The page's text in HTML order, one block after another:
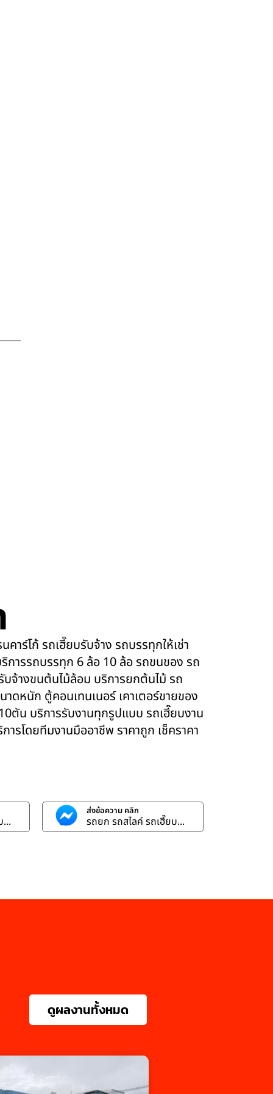
คาร์โก้ รถเฮี๊ยบรับจ้าง รถบรรทุกให้เช่า
การรถบรรทุก 6 ล้อ 10 ล้อ รถขนของ รถ
จ้างขนต้นไม้ล้อม บริการยกต้นไม้ รถ
หนัก ตู้คอนเทนเนอร์ เคาเตอร์ขายของ
ตัน บริการรับงานทุกรูปแบบ รถเฮี๊ยบงาน
ารโดยทีมงานมืออาชีพ ราคาถูก เช็คราคา
ส่งข้อความ คลิก
รถยก รถสไลค์ รถเฮี๊ยบ...
ดูผลงานทั้งหมด